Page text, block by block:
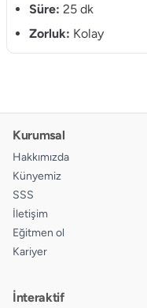
12. A
15.
17.
18.
Süre: 25 dk
Zorluk: Kolay
Kurumsal
Hakkımızda
Künyemiz
SSS
İletişim
Eğitmen ol
Kariyer
İnteraktif